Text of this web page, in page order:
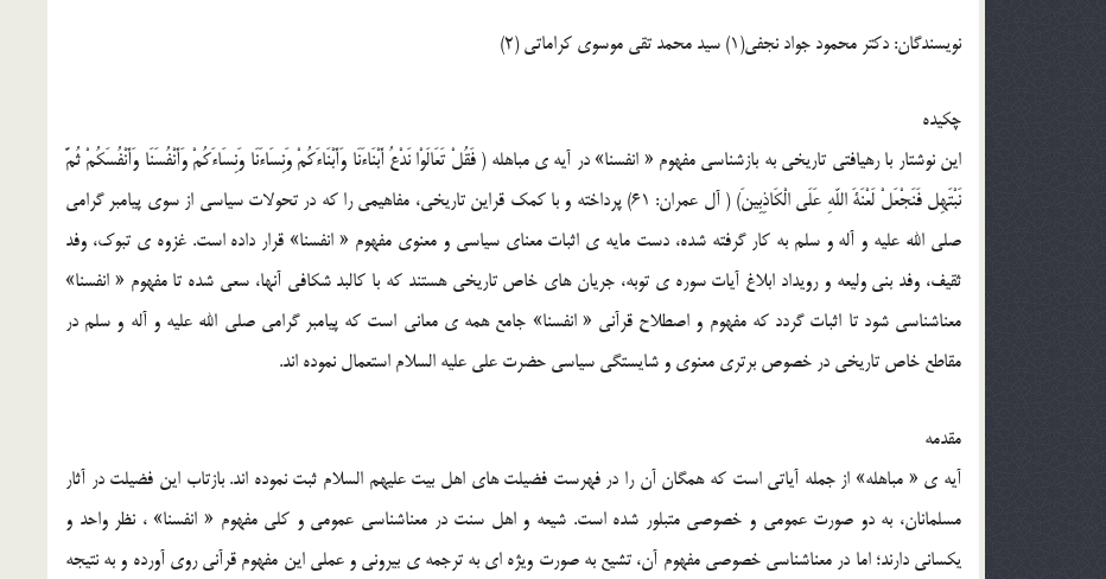
نويسندگان: دکتر محمود جواد نجفي(1) سيد محمد تقي موسوي کراماتي (2)
چکيده
اين نوشتار با رهيافتي تاريخي به بازشناسي مفهوم « انفسنا» در آيه ي مباهله ( فَقُلْ تَعَالَوْا نَدْعُ أَبْنَاءَنَا وَأَبْنَاءَكُمْ وَنِسَاءَنَا وَنِسَاءَكُمْ وَأَنْفُسَنَا وَأَنْفُسَكُمْ ثُمَّ
نَبْتَهِل فَنَجْعَلْ لَعْنَةَ اللّهِ عَلَى الْكَاذِبِينَ) ( آل عمران: 61) پرداخته و با کمک قراين تاريخي، مفاهيمي را که در تحولات سياسي از سوي پيامبر گرامي
صلي الله عليه و آله و سلم به کار گرفته شده، دست مايه ي اثبات معناي سياسي و معنوي مفهوم « انفسنا» قرار داده است. غزوه ي تبوک، وفد
ثقيف، وفد بني وليعه و رويداد ابلاغ آيات سوره ي توبه، جريان هاي خاص تاريخي هستند که با کالبد شکافي آنها،‌ سعي شده تا مفهوم « انفسنا»
معناشناسي شود تا اثبات گردد که مفهوم و اصطلاح قرآني « انفسنا»‌ جامع همه ي معاني است که پيامبر گرامي صلي الله عليه و آله و سلم در
مقاطع خاص تاريخي در خصوص برتري معنوي و شايستگي سياسي حضرت علي عليه السلام استعمال نموده اند.
مقدمه
آيه ي « مباهله» از جمله آياتي است که همگان آن را در فهرست فضيلت هاي اهل بيت عليهم السلام ثبت نموده اند. بازتاب اين فضيلت در آثار
مسلمانان، به دو صورت عمومي و خصوصي متبلور شده است. شيعه و اهل سنت در معناشناسي عمومي و کلي مفهوم « انفسنا» ، نظر واحد و
يکساني دارند؛ اما در معناشناسي خصوصي مفهوم آن، تشيع به صورت ويژه اي به ترجمه ي بيروني و عملي اين مفهوم قرآني روي آورده و به نتيجه